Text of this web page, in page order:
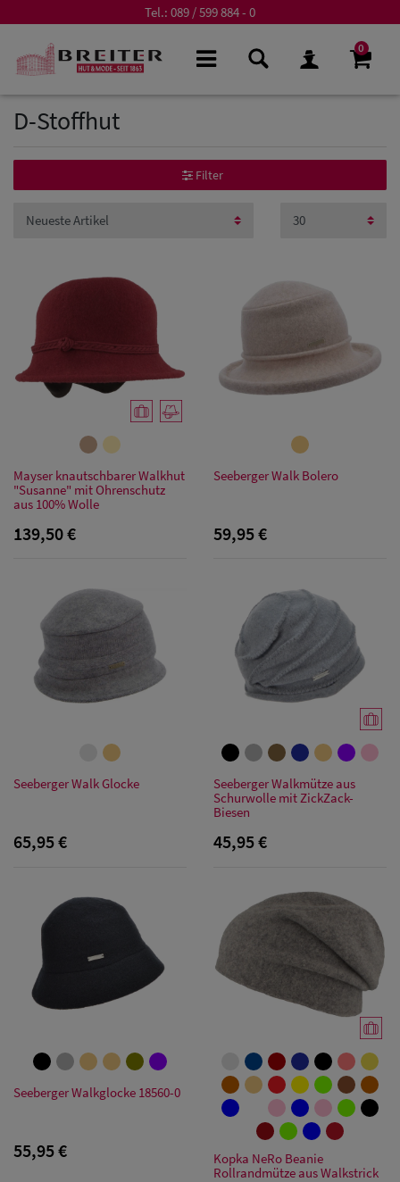
Tel.: 089 / 599 884 - 0
0
Herren Caps
Herren
Herren
D-Stoffhut
Filter
Mayser knautschbarer Walkhut
"Susanne" mit Ohrenschutz
aus 100% Wolle
139,50 €
Seeberger Walk Bolero
59,95 €
Seeberger Walk Glocke
65,95 €
Seeberger Walkmütze aus
Schurwolle mit ZickZack-
Biesen
45,95 €
Seeberger Walkglocke 18560-0
55,95 €
Kopka NeRo Beanie
Rollrandmütze aus Walkstrick